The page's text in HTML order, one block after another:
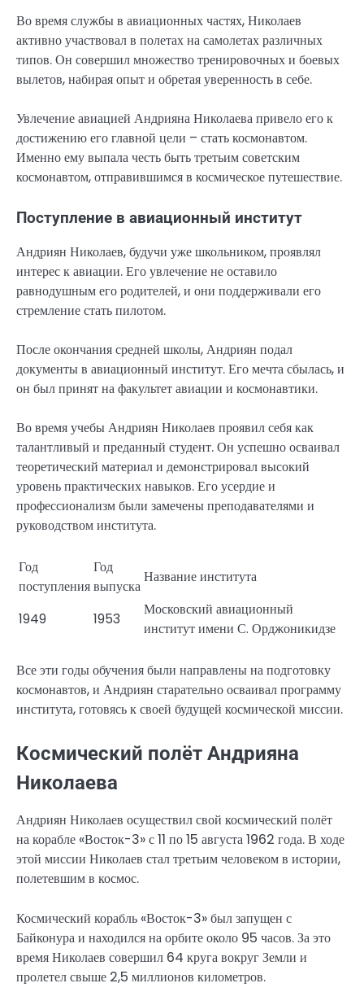
Во время службы в авиационных частях, Николаев
активно участвовал в полетах на самолетах различных
типов. Он совершил множество тренировочных и боевых
вылетов, набирая опыт и обретая уверенность в себе.
Увлечение авиацией Андрияна Николаева привело его к
достижению его главной цели – стать космонавтом.
Именно ему выпала честь быть третьим советским
космонавтом, отправившимся в космическое путешествие.
Поступление в авиационный институт
Андриян Николаев, будучи уже школьником, проявлял
интерес к авиации. Его увлечение не оставило
равнодушным его родителей, и они поддерживали его
стремление стать пилотом.
После окончания средней школы, Андриян подал
документы в авиационный институт. Его мечта сбылась, и
он был принят на факультет авиации и космонавтики.
Во время учебы Андриян Николаев проявил себя как
талантливый и преданный студент. Он успешно осваивал
теоретический материал и демонстрировал высокий
уровень практических навыков. Его усердие и
профессионализм были замечены преподавателями и
руководством института.
Год
поступления
Год
выпуска
Название института
1949 1953
Московский авиационный
институт имени С. Орджоникидзе
Все эти годы обучения были направлены на подготовку
космонавтов, и Андриян старательно осваивал программу
института, готовясь к своей будущей космической миссии.
Космический полёт Андрияна
Николаева
Андриян Николаев осуществил свой космический полёт
на корабле «Восток-3» с 11 по 15 августа 1962 года. В ходе
этой миссии Николаев стал третьим человеком в истории,
полетевшим в космос.
Космический корабль «Восток-3» был запущен с
Байконура и находился на орбите около 95 часов. За это
время Николаев совершил 64 круга вокруг Земли и
пролетел свыше 2,5 миллионов километров.